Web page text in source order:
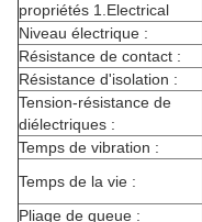
propriétés 1.Electrical
Niveau électrique :
Résistance de contact :
Résistance d'isolation :
Tension-résistance de
diélectriques :
Temps de vibration :
Temps de la vie :
Pliage de queue :